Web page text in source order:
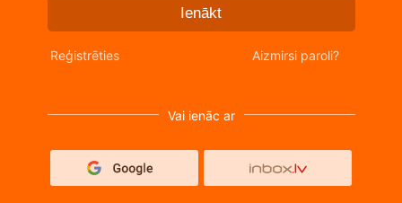
Ienākt
Reģistrēties Aizmirsi paroli?
Vai ienāc ar